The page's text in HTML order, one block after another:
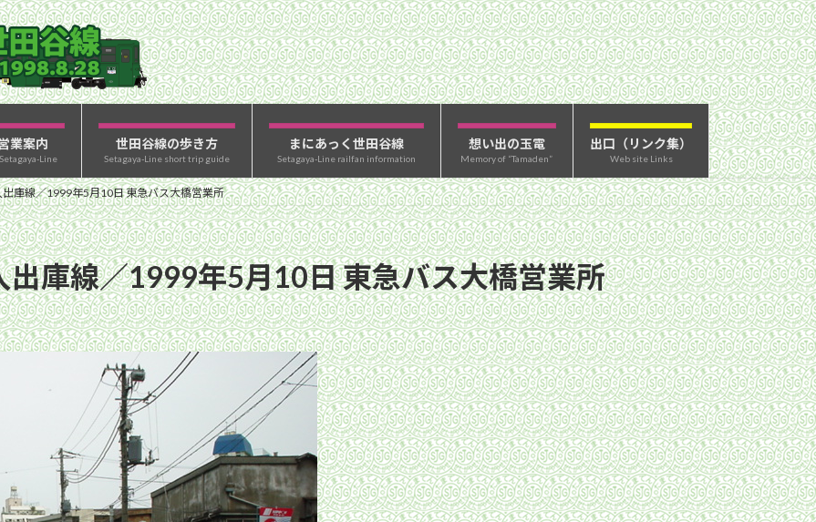
業案内
Line
世田谷線の歩き方
Setagaya-Line short trip guide
まにあっく世田谷線
Setagaya-Line railfan information
想い出の玉電
Memory of “Tamaden”
出口（リンク集）
Web site Links
庫線／1999年5月10日 東急バス大橋営業所
庫線／1999年5月10日 東急バス大橋営業所